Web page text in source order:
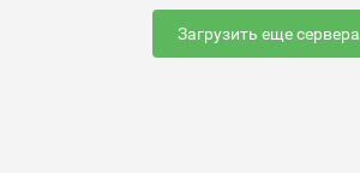
Загрузить еще сервера